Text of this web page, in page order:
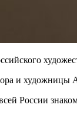
и художницы
России